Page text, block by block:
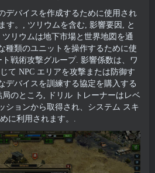
デバイスを作成するために使用され
す。, ツリウムを含む, 影響要因, と
リウムは地下市場と世界地図を通
種類のユニットを操作するために使
戦術攻撃グループ. 影響係数は、ワ
て NPC エリアを攻撃または防御す
デバイスを訓練する協定を購入する
のところ, ドリル トレーナーはレベ
ションから取得され、システム スキ
に利用されます。.